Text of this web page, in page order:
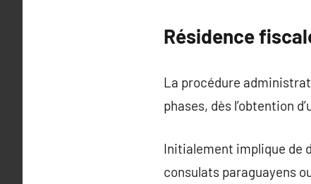
Résidence
La procédure
phases, dès l’obtention
Initialement implique de
consulats paraguayens